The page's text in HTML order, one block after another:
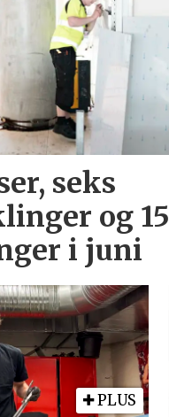
seks
og 15
i juni
PLUS